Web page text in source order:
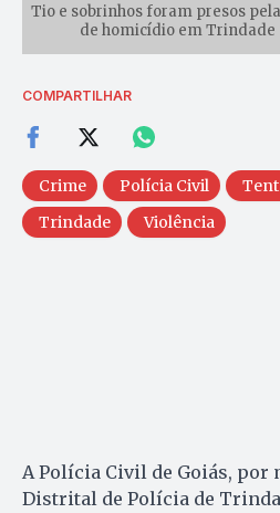
Tio e sobrinhos foram presos
de homicídio em Trindade
COMPARTILHAR
Crime Polícia Civil
Trindade
Violência
A Polícia Civil de Goiás, por
Distrital de Polícia de